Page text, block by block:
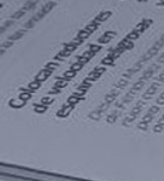
Skip
to
content